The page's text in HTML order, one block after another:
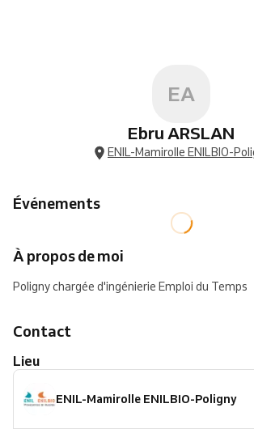
EA
Ebru ARSLAN
ENIL-Mamirolle ENILBIO-
Événements
À propos de moi
Poligny chargée d'ingénierie Emploi du Temps
Contact
Lieu
ENIL-Mamirolle ENILBIO-Poligny